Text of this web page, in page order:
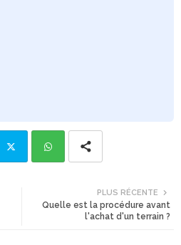
ats
PLUS RÉCENTE
Quelle est la procédure avant
l'achat d'un terrain ?